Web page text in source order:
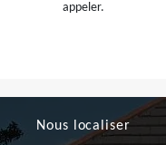
appeler.
Nous localiser